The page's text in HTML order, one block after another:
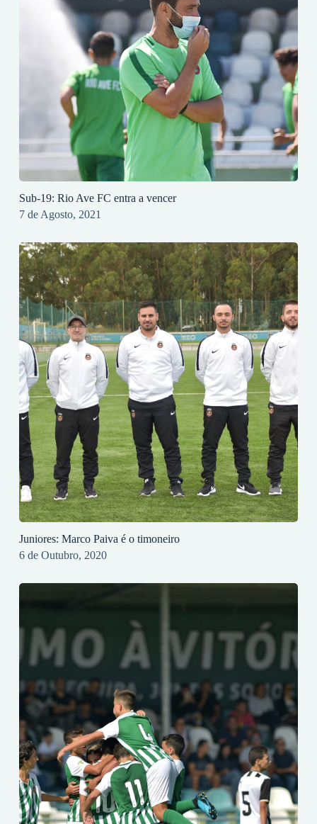
Sub-19: Rio Ave FC entra a vencer
7 de Agosto, 2021
Juniores: Marco Paiva é o timoneiro
6 de Outubro, 2020